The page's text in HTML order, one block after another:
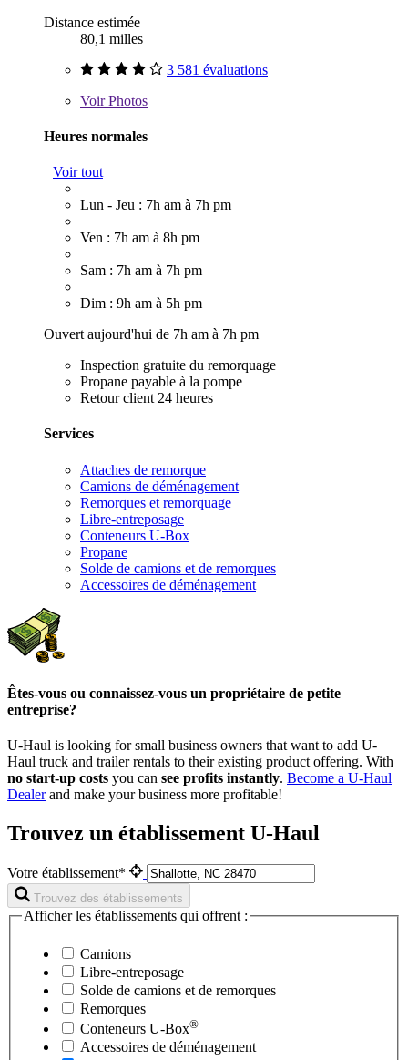
Distance estimée
80,1 milles
3 581 évaluations
VoirPhotos
Heures normales
Voir tout
Lun - Jeu : 7h am à 7h pm
Ven : 7h am à 8h pm
Sam : 7h am à 7h pm
Dim : 9h am à 5h pm
Ouvert aujourd'hui de 7h am à 7h pm
Inspection gratuite du remorquage
Propane payable à la pompe
Retour client 24 heures
Services
Attaches de remorque
Camions de déménagement
Remorques et remorquage
Libre-entreposage
Conteneurs U-Box
Propane
Solde de camions et de remorques
Accessoires de déménagement
Êtes-vous ou connaissez-vous un propriétaire de petite
entreprise?
U-Haul is looking for small business owners that want to add U-
Haul truck and trailer rentals to their existing product offering. With
no start-up costs you can see profits instantly. Become a U-Haul
Dealerand make your business more profitable!
Trouvez un établissement U-Haul
Votre établissement*
Trouvez des établissements
Afficher les établissements qui offrent :
Camions
Libre-entreposage
Solde de camions et de remorques
Remorques
Conteneurs U-Box®
Accessoires de déménagement